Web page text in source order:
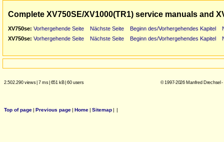
Complete XV750SE/XV1000(TR1) service manuals and
XV750se: Vorhergehende Seite Nächste Seite Beginn des/Vorhergehendes Kapitel
XV750se: Vorhergehende Seite Nächste Seite Beginn des/Vorhergehendes Kapitel
2.502.290 views| 7 ms| 651 kB| 60 users © 1997-2026 Manfred Drechsel
Top of page| Previous page| Home| Sitemap| |